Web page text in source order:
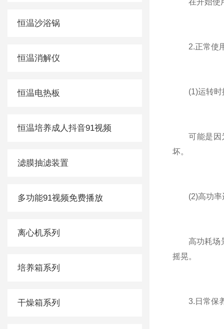
恒温沙浴锅
恒温消解仪
恒温电热板
恒温培养成人抖音91视频
滤膜抽滤装置
多功能91视频免费播放
离心机系列
培养箱系列
干燥箱系列
在开始使用前
2.正常使用
(1)运转时
可能是因为
坏。
(2)高功率
高功耗场景
摇晃。
3.日常保